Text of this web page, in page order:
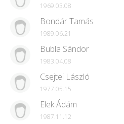
1969.03.08
Bondár Tamás
1989.06.21
Bubla Sándor
1983.04.08
Csejtei László
1977.05.15
Elek Ádám
1987.11.12